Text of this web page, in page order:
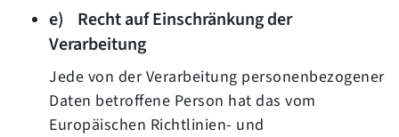
e) Recht auf Einschränkung der
Verarbeitung
Jede von der Verarbeitung personenbezogener
Daten betroffene Person hat das vom
Europäischen Richtlinien- und